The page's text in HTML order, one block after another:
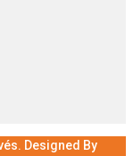
Designed By